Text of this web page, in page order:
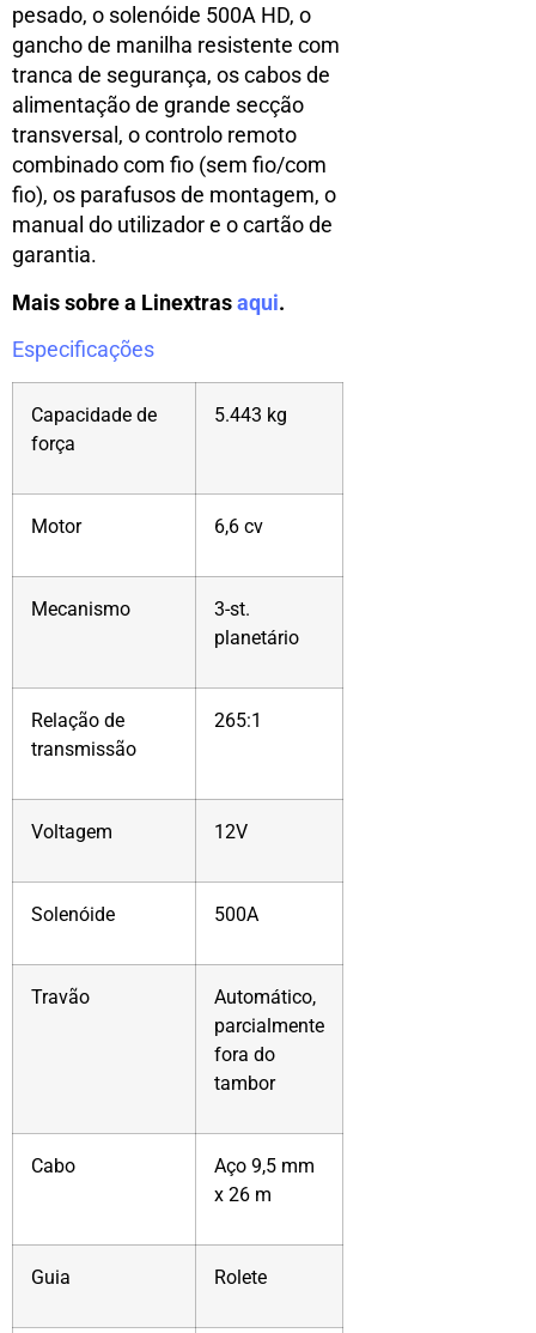
pesado, o solenóide 500A HD, o
gancho de manilha resistente com
tranca de segurança, os cabos de
alimentação de grande secção
transversal, o controlo remoto
combinado com fio (sem fio/com
fio), os parafusos de montagem, o
manual do utilizador e o cartão de
garantia.
Mais sobre a Linextrasaqui.
Especificações
Capacidade de
força
5.443 kg
Motor 6,6 cv
Mecanismo
3-st.
planetário
Relação de
transmissão
265:1
Voltagem 12V
Solenóide 500A
Travão
Automático,
parcialmente
fora do
tambor
Cabo
Aço 9,5 mm
x 26 m
Guia Rolete